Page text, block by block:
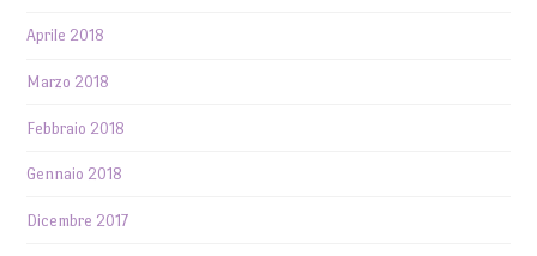
Aprile 2018
Marzo 2018
Febbraio 2018
Gennaio 2018
Dicembre 2017